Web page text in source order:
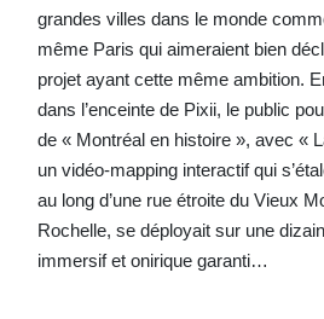
grandes villes dans le monde
même Paris qui aimeraient bien
projet ayant cette même ambition.
dans l’enceinte de Pixii, le public
de « Montréal en histoire », avec «
un vidéo-mapping interactif qui
au long d’une rue étroite du Vieux
Rochelle, se déployait sur une
immersif et onirique garanti…